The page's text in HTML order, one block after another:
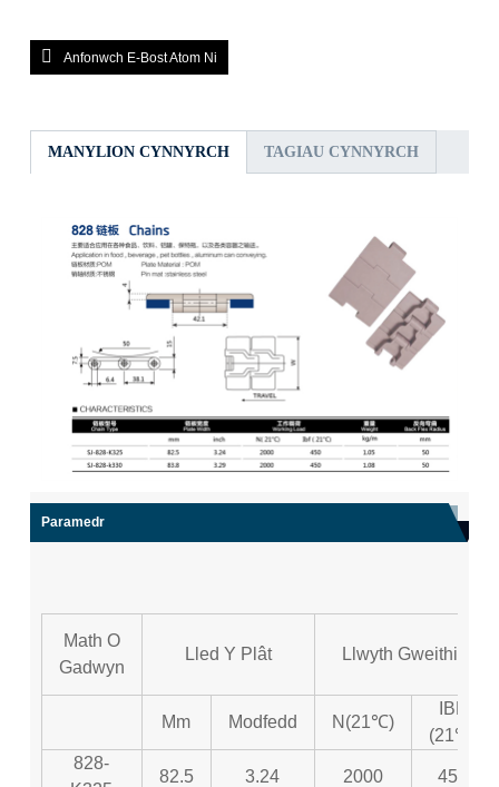
Anfonwch E-Bost Atom Ni
MANYLION CYNNYRCH TAGIAU CYNNYRCH
Paramedr
Math O
Gadwyn
Lled Y Plât Llwyth Gweithio
Mm Modfedd N(21℃)
IBF
(21℃)
828-
82.5 3.24 2000 450